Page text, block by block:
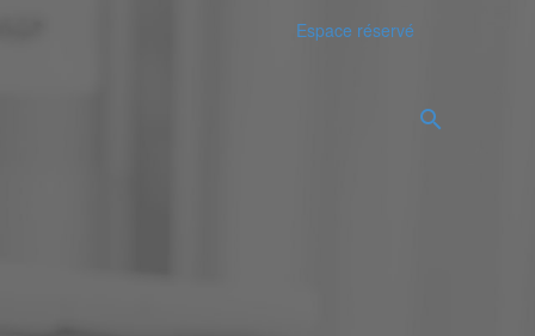
Espace réservé